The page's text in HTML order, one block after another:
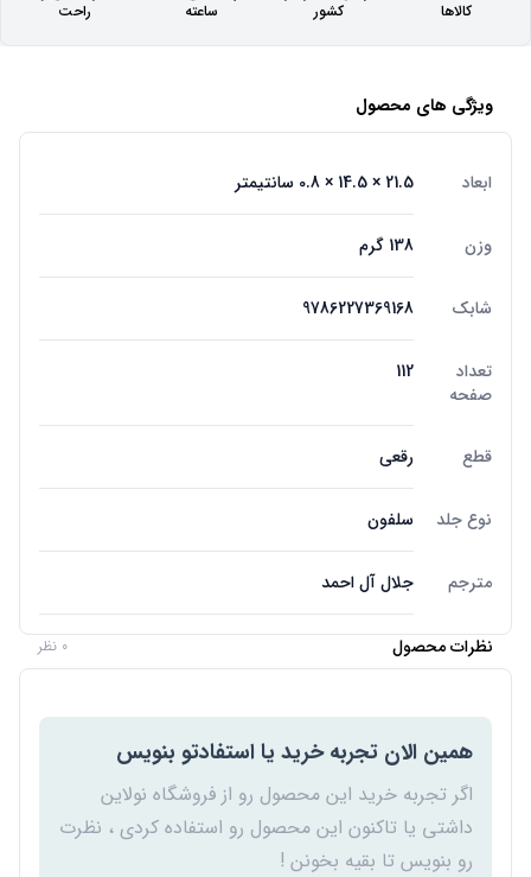
کالاها
کشور
ساعته
راحت
ویژگی های محصول
ابعاد 21.5 × 14.5 × 0.8 سانتیمتر
وزن 138 گرم
شابک 9786227369168
تعداد
صفحه
112
قطع رقعی
نوع جلد سلفون
مترجم جلال آل احمد
نظرات محصول 0 نظر
همین الان تجربه خرید یا استفادتو بنویس
اگر تجربه خرید این محصول رو از فروشگاه نولاین
داشتی یا تاکنون این محصول رو استفاده کردی ، نظرت
رو بنویس تا بقیه بخونن !